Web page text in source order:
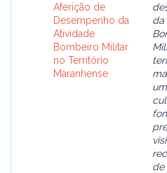
Aferição de
Desempenho da
Atividade
Bombeiro Militar
no Território
Maranhense
da
de